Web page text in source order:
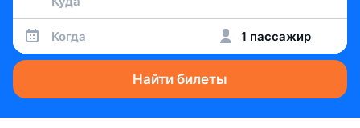
Когда 1 пассажир
Найти билеты